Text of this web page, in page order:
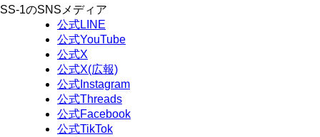
SS-1のSNSメディア
公式LINE
公式YouTube
公式X
公式X(広報)
公式Instagram
公式Threads
公式Facebook
公式TikTok